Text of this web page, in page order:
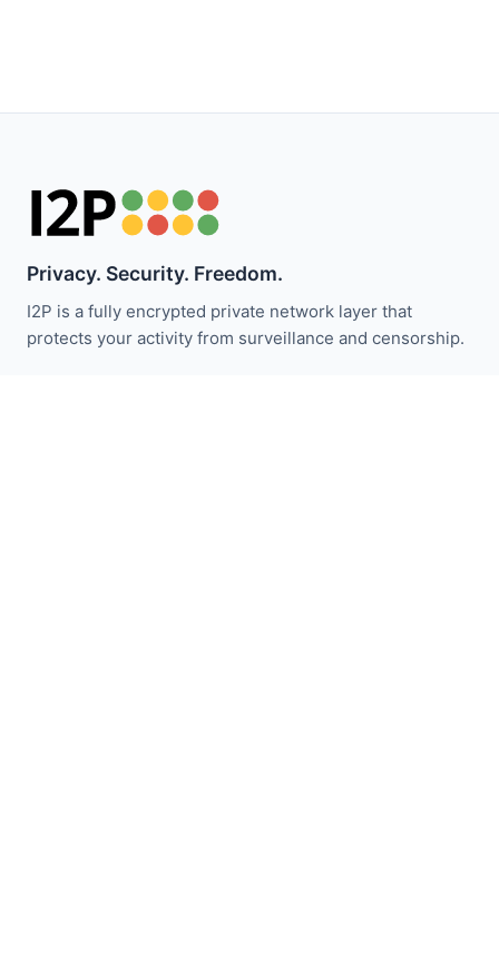
Privacy. Security. Freedom.
I2P is a fully encrypted private network layer that
protects your activity from surveillance and censorship.